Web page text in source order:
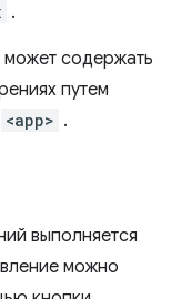
.
содержать
путем
<app> .
выполняется
можно